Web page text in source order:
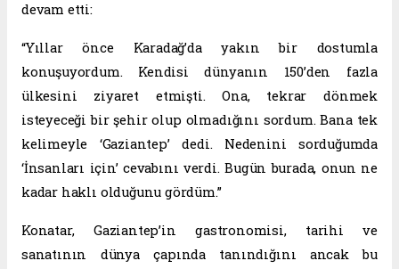
devam etti:
“Yıllar önce Karadağ’da yakın bir dostumla
konuşuyordum. Kendisi dünyanın 150’den fazla
ülkesini ziyaret etmişti. Ona, tekrar dönmek
isteyeceği bir şehir olup olmadığını sordum. Bana tek
kelimeyle ‘Gaziantep’ dedi. Nedenini sorduğumda
‘İnsanları için’ cevabını verdi. Bugün burada, onun ne
kadar haklı olduğunu gördüm.”
Konatar, Gaziantep’in gastronomisi, tarihi ve
sanatının dünya çapında tanındığını ancak bu